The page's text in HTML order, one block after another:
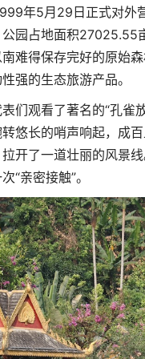
年5月29日正式对外
园占地面积27025.55
难得保存完好的原始
强的生态旅游产品。
们观看了著名的“孔雀
悠长的哨声响起，成
开了一道壮丽的风景
“亲密接触”。